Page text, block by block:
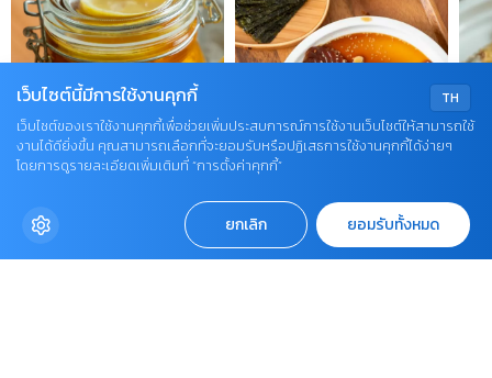
TH
เว็บไซต์นี้มีการใช้งานคุกกี้
เว็บไซต์ของเราใช้งานคุกกี้เพื่อช่วยเพิ่มประสบการณ์การใช้งานเว็บไซต์ให้สามารถใช้
งานได้ดียิ่งขึ้น คุณสามารถเลือกที่จะยอมรับหรือปฏิเสธการใช้งานคุกกี้ได้ง่ายๆ
โดยการดูรายละเอียดเพิ่มเติมที่ “การตั้งค่าคุกกี้”
ยกเลิก ยอมรับทั้งหมด